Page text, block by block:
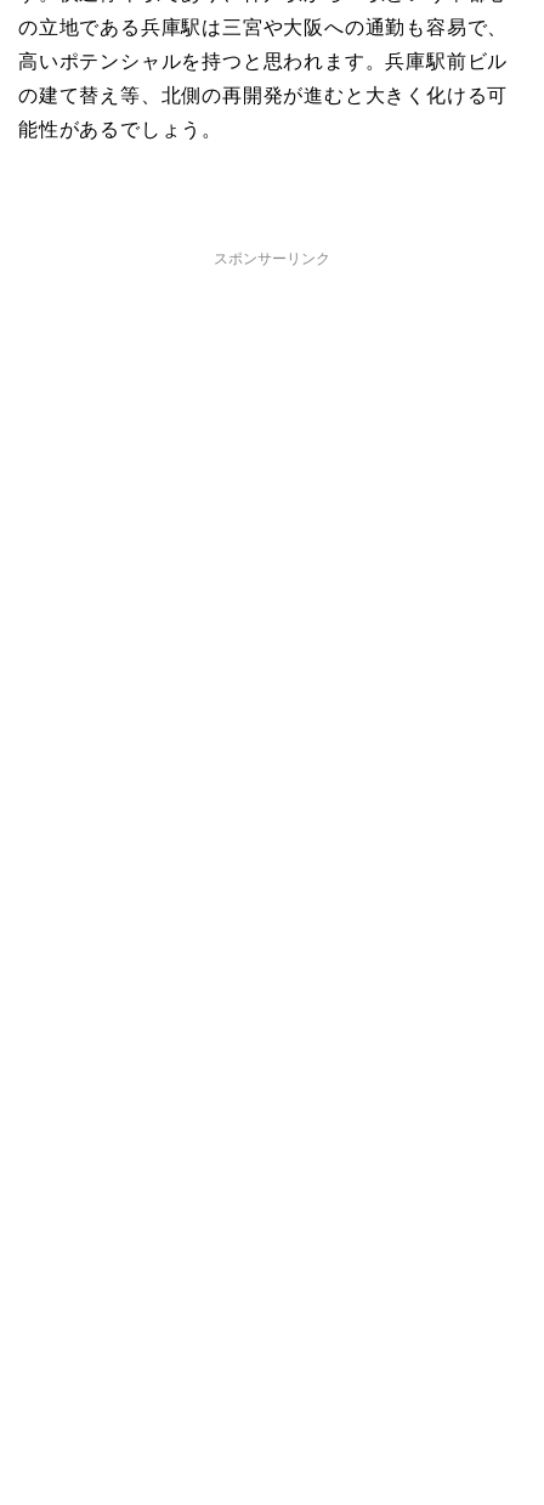
の立地である兵庫駅は三宮や大阪への通勤も容易で、
高いポテンシャルを持つと思われます。兵庫駅前ビル
の建て替え等、北側の再開発が進むと大きく化ける可
能性があるでしょう。
スポンサーリンク